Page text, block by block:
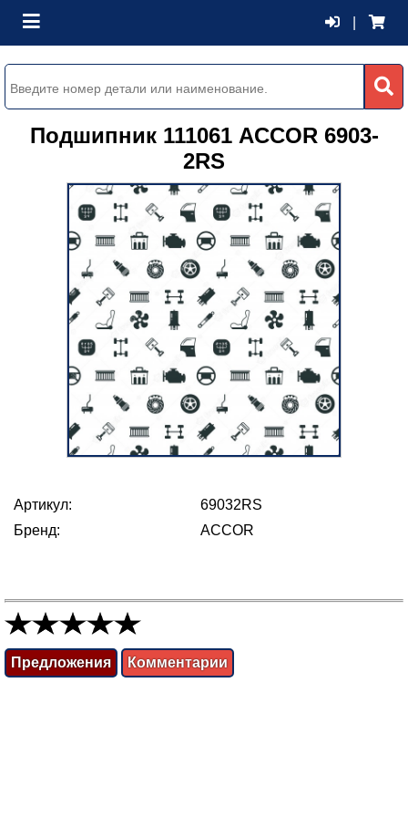
Подшипник 111061 ACCOR 6903-
2RS
Артикул:
69032RS
Бренд:
ACCOR
Предложения Комментарии